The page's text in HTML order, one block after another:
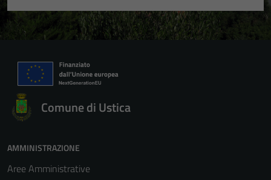
Comune di Ustica
AMMINISTRAZIONE
Aree Amministrative